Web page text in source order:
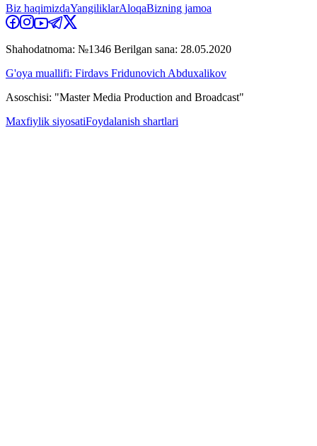
Biz haqimizdaYangiliklarAloqaBizning jamoa
Shahodatnoma: №1346 Berilgan sana: 28.05.2020
G'oya muallifi: Firdavs Fridunovich Abduxalikov
Asoschisi: "Master Media Production and Broadcast"
Maxfiylik siyosatiFoydalanish shartlari